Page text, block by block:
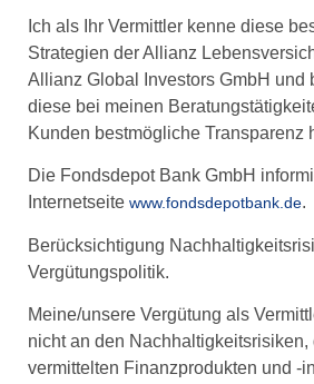
Ich als Ihr Vermittler kenne diese
Strategien der Allianz
Allianz Global Investors GmbH und
diese bei meinen
Kunden bestmögliche Transparenz
Die Fondsdepot Bank GmbH
Internetseite www.fondsdepotbank.de.
Berücksichtigung
Vergütungspolitik.
Meine/unsere Vergütung als
nicht an den Nachhaltigkeitsrisiken,
vermittelten Finanzprodukten und -